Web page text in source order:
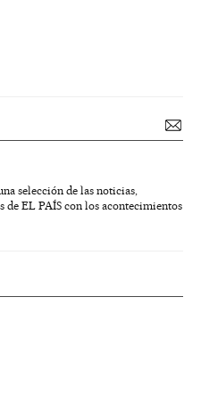
selección de las noticias,
de EL PAÍS con los acontecimientos